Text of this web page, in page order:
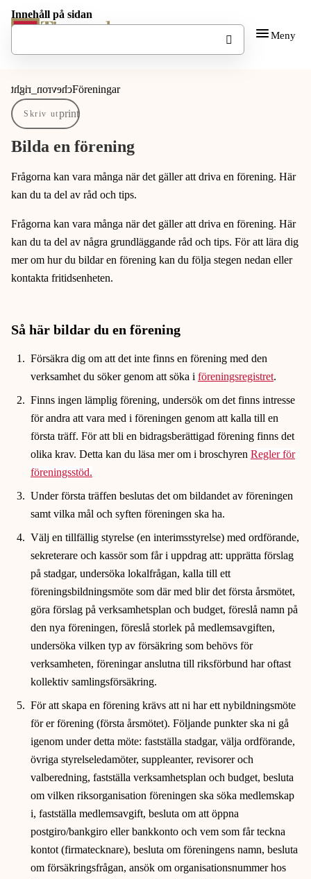
Gå till innehåll
Gå till huvudmeny
Meny
Du är här: Föreningar
Skriv ut
Bilda en förening
Frågorna kan vara många när det gäller att driva en förening. Här
kan du ta del av råd och tips.
Frågorna kan vara många när det gäller att driva en förening. Här
kan du ta del av några grundläggande råd och tips. För att lära dig
mer om hur du bildar en förening kan du följa stegen nedan eller
kontakta fritidsenheten.
Så här bildar du en förening
Försäkra dig om att det inte finns en förening med den
verksamhet du söker genom att söka i föreningsregistret.
Finns ingen lämplig förening, undersök om det finns intresse
för andra att vara med i föreningen genom att kalla till en
första träff. För att bli en bidragsberättigad förening finns det
olika krav. Detta kan du läsa mer om i broschyren Regler för
föreningsstöd.
Under första träffen beslutas det om bildandet av föreningen
samt vilka mål och syften föreningen ska ha.
Välj en tillfällig styrelse (en interimsstyrelse) med ordförande,
sekreterare och kassör som får i uppdrag att: upprätta förslag
på stadgar, undersöka lokalfrågan, kalla till ett
föreningsbildningsmöte som där med blir det första årsmötet,
göra förslag på verksamhetsplan och budget, föreslå namn på
den nya föreningen, föreslå storlek på medlemsavgiften,
undersöka vilken typ av försäkring som behövs för
verksamheten, föreningar anslutna till riksförbund har oftast
kollektiv samlingsförsäkring.
För att skapa en förening krävs att ni har ett nybildningsmöte
för er förening (första årsmötet). Följande punkter ska ni gå
igenom under detta möte: fastställa stadgar, välja ordförande,
övriga styrelseledamöter, suppleanter, revisorer och
valberedning, fastställa verksamhetsplan och budget, besluta
om vilken riksorganisation föreningen ska söka medlemskap
i, fastställa medlemsavgift, besluta om att öppna
postgiro/bankgiro eller bankkonto och vem som får teckna
kontot (firmatecknare), besluta om föreningens namn, besluta
om försäkringsfrågan, ansök om organisationsnummer hos
Innehåll på sidan